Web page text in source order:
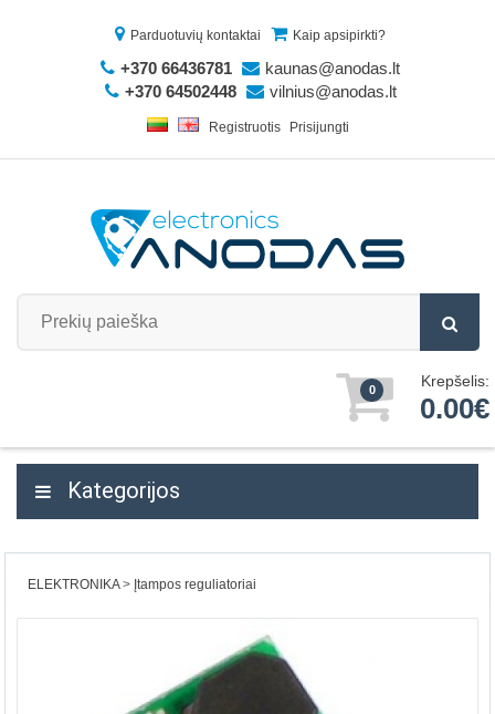
Parduotuvių kontaktai Kaip apsipirkti?
+370 66436781
kaunas@anodas.lt
+370 64502448
vilnius@anodas.lt
Registruotis Prisijungti
0 Krepšelis:
0.00€
Kategorijos
ELEKTRONIKA Įtampos reguliatoriai